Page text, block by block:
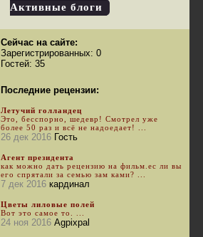
Активные блоги
Сейчас на сайте:
Зарегистрированных: 0
Гостей: 35
Последние рецензии:
Летучий голландец
Это, бесспорно, шедевр! Смотрел уже
более 50 раз и всё не надоедает! ...
26 дек 2016 Гость
Агент президента
как можно дать рецензию на фильм.ес ли вы
его спрятали за семью зам ками? ...
7 дек 2016 кардинал
Цветы лиловые полей
Вот это самое то. ...
24 ноя 2016 Agpixpal